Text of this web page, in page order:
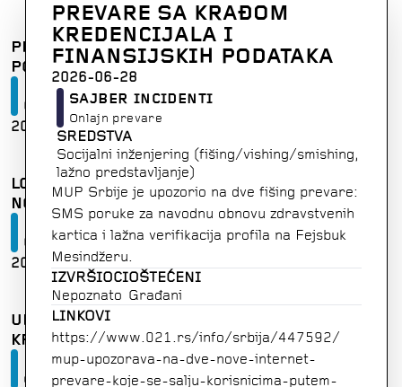
PREVARE SA KRAĐOM
KREDENCIJALA I
FINANSIJSKIH PODATAKA
2026-06-28
SAJBER INCIDENTI
Onlajn prevare
SREDSTVA
Socijalni inženjering (fišing/vishing/smishing,
lažno predstavljanje)
MUP Srbije je upozorio na dve fišing prevare:
SMS poruke za navodnu obnovu zdravstvenih
kartica i lažna verifikacija profila na Fejsbuk
Mesindžeru.
IZVRŠIOCI
Nepoznato
OŠTEĆENI
Građani
LINKOVI
https://www 021 rs/info/srbija/447592/
mup-upozorava-na-dve-nove-internet-
prevare-koje-se-salju-korisnicima-putem-
PRETNJE DIREKTORU VESTI N1 I NJEGOVOJ
PORODICI
Prevare, pretnje i manipulacije
Ugrožavanje sigurnosti
2026-07-17 SRBIJA
LOKALNI FUNKCIONER U GROCKOJ VREĐAO
NOVINARA
Prevare, pretnje i manipulacije
Ugrožavanje reputacije
2026-07-10 SRBIJA
UREDNIK PORTALA POZVAN U POLICIJU ZBOG
KRIVIČNE PRIJAVE
Prevare, pretnje i manipulacije
Ograničavanje slobode izražavanja